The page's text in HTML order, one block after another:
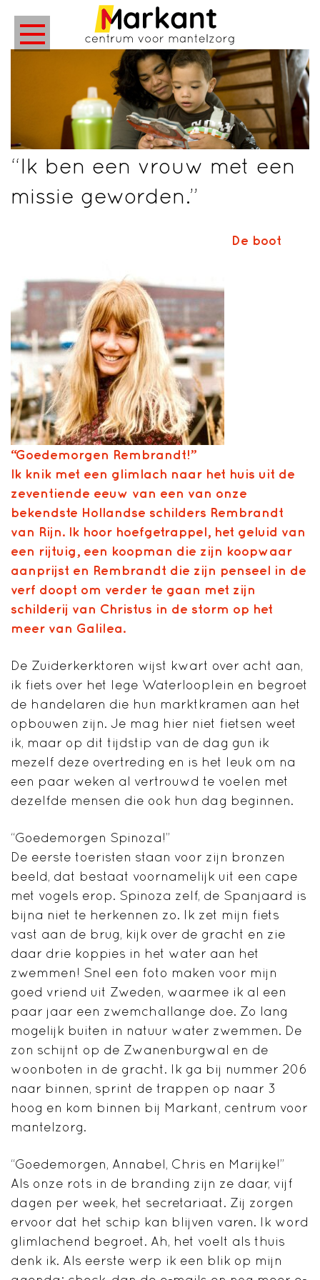
“Ik ben een vrouw met een
missie geworden.”
De boot
“Goedemorgen Rembrandt!”
Ik knik met een glimlach naar het huis uit de
zeventiende eeuw van een van onze
bekendste Hollandse schilders Rembrandt
van Rijn. Ik hoor hoefgetrappel, het geluid van
een rijtuig, een koopman die zijn koopwaar
aanprijst en Rembrandt die zijn penseel in de
verf doopt om verder te gaan met zijn
schilderij van Christus in de storm op het
meer van Galilea.
De Zuiderkerktoren wijst kwart over acht aan,
ik fiets over het lege Waterlooplein en begroet
de handelaren die hun marktkramen aan het
opbouwen zijn. Je mag hier niet fietsen weet
ik, maar op dit tijdstip van de dag gun ik
mezelf deze overtreding en is het leuk om na
een paar weken al vertrouwd te voelen met
dezelfde mensen die ook hun dag beginnen.
“Goedemorgen Spinoza!”
De eerste toeristen staan voor zijn bronzen
beeld, dat bestaat voornamelijk uit een cape
met vogels erop. Spinoza zelf, de Spanjaard is
bijna niet te herkennen zo. Ik zet mijn fiets
vast aan de brug, kijk over de gracht en zie
daar drie koppies in het water aan het
zwemmen! Snel een foto maken voor mijn
goed vriend uit Zweden, waarmee ik al een
paar jaar een zwemchallange doe. Zo lang
mogelijk buiten in natuur water zwemmen. De
zon schijnt op de Zwanenburgwal en de
woonboten in de gracht. Ik ga bij nummer 206
naar binnen, sprint de trappen op naar 3
hoog en kom binnen bij Markant, centrum voor
mantelzorg.
“Goedemorgen, Annabel, Chris en Marijke!”
Als onze rots in de branding zijn ze daar, vijf
dagen per week, het secretariaat. Zij zorgen
ervoor dat het schip kan blijven varen. Ik word
glimlachend begroet. Ah, het voelt als thuis
denk ik. Als eerste werp ik een blik op mijn